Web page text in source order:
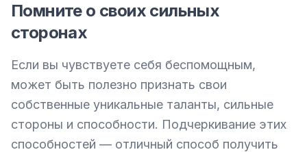
Помните о своих сильных
сторонах
Если вы чувствуете себя беспомощным,
может быть полезно признать свои
собственные уникальные таланты, сильные
стороны и способности. Подчеркивание этих
способностей — отличный способ получить